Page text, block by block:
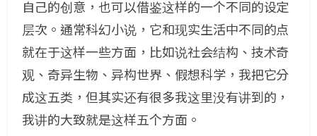
自己的创意，也可以借鉴这样的一个不同的设定
层次。通常科幻小说，它和现实生活中不同的点
就在于这样一些方面，比如说社会结构、技术奇
观、奇异生物、异构世界、假想科学，我把它分
成这五类，但其实还有很多我这里没有讲到的，
我讲的大致就是这样五个方面。